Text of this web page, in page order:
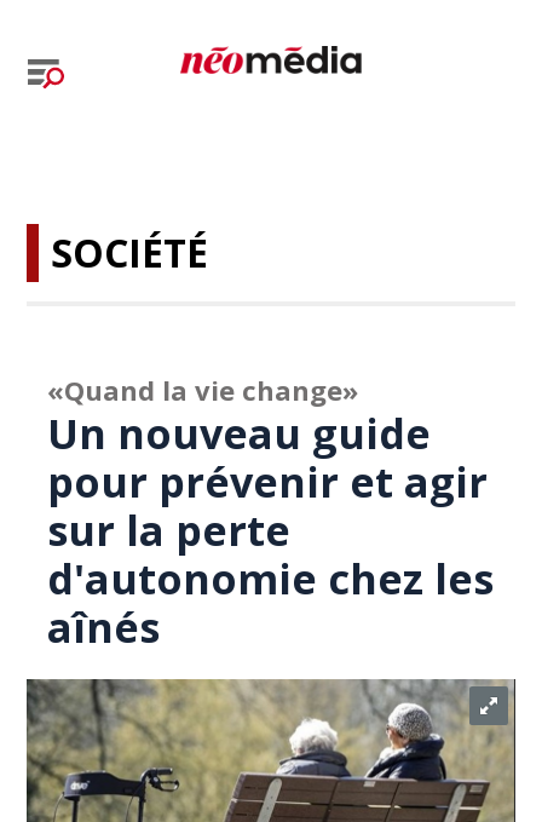
SOCIÉTÉ
«Quand la vie change»
Un nouveau guide
pour prévenir et agir
sur la perte
d'autonomie chez les
aînés